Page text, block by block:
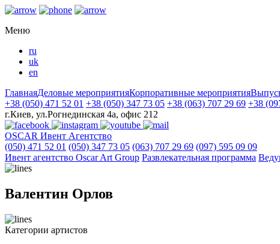
Меню
ru
uk
en
ГлавнаяДеловые мероприятияКорпоративные мероприятия
+38 (050) 471 52 01 +38 (050) 347 73 05 +38 (063) 707 29 69 +38
г.Киев, ул.Рогнединская 4а, офис 212
OSCAR Ивент Агентство
(050) 471 52 01 (050) 347 73 05 (063) 707 29 69 (097) 595 09 09
Ивент агентство Оscar Art Group Развлекательная программа
Валентин Орлов
Категории артистов